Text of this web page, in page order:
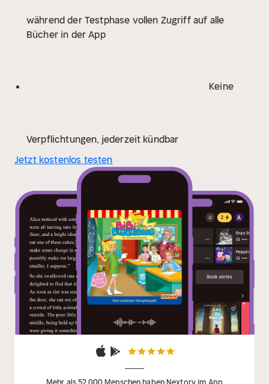
während der Testphase vollen Zugriff auf alle
Bücher in der App
Keine
Verpflichtungen, jederzeit kündbar
Jetzt kostenlos testen